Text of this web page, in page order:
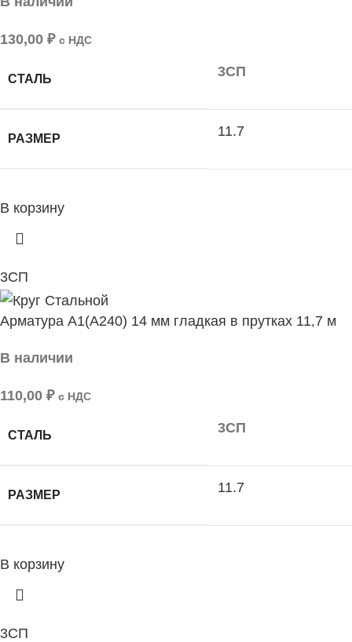
130,00 ₽ с НДС
СТАЛЬ 3СП
РАЗМЕР 11.7
В корзину
3СП
Арматура А1(А240) 14 мм гладкая в прутках 11,7 м
В наличии
110,00 ₽ с НДС
СТАЛЬ 3СП
РАЗМЕР 11.7
В корзину
3СП